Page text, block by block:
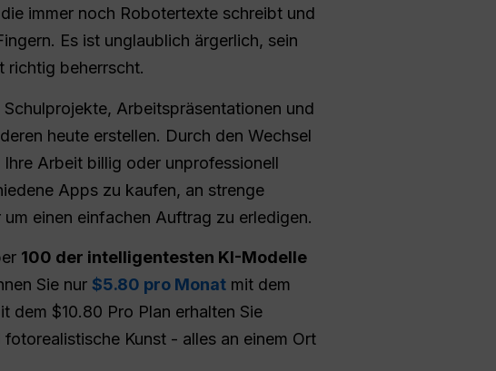
immer noch Robotertexte schreibt und
Es ist unglaublich ärgerlich, sein
richtig beherrscht.
Arbeitspräsentationen und
heute erstellen. Durch den Wechsel
Arbeit billig oder unprofessionell
Apps zu kaufen, an strenge
einen einfachen Auftrag zu erledigen.
100 der intelligentesten KI-Modelle
Sie nur $5.80 pro Monat mit dem
dem $10.80 Pro Plan erhalten Sie
Kunst - alles an einem Ort